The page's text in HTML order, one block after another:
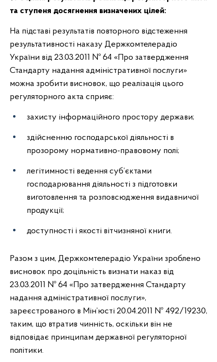
та ступеня досягнення визначених цілей:
На підставі результатів повторного відстеження
результативності наказу Держкомтелерадіо
України від 23.03.2011 № 64 «Про затвердження
Стандарту надання адміністративної послуги»
можна зробити висновок, що реалізація цього
регуляторного акта сприяє:
захисту інформаційного простору держави;
здійсненню господарської діяльності в
прозорому нормативно-правовому полі;
легітимності ведення суб’єктами
господарювання діяльності з підготовки
виготовлення та розповсюдження видавничої
продукції;
доступності і якості вітчизняної книги.
Разом з цим, Держкомтелерадіо України зроблено
висновок про доцільність визнати наказ від
23.03.2011 № 64 «Про затвердження Стандарту
надання адміністративної послуги»,
зареєстрованого в Мін’юсті 20.04.2011 № 492/19230,
таким, що втратив чинність, оскільки він не
відповідає принципам державної регуляторної
політики.